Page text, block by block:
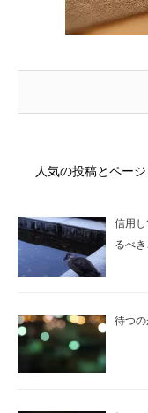
人気の投稿とページ
信用
るべき
待つ